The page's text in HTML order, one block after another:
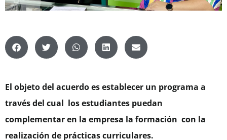
El objeto del acuerdo es establecer un programa a
través del cual los estudiantes puedan
complementar en la empresa la formación con la
realización de prácticas curriculares.